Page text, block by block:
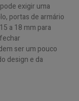
exigir uma
portas de armário
a 18 mm para
ser um pouco
design e da